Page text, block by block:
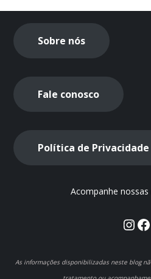
Sobre nós
Fale conosco
Política de Privacidade
Acompanhe nossas
As informações disponibilizadas neste blog